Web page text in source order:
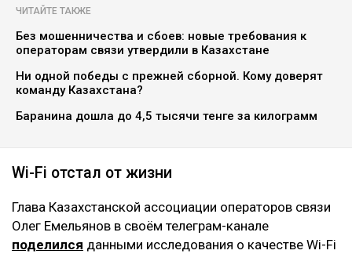
ЧИТАЙТЕ ТАКЖЕ
Без мошенничества и сбоев: новые требования к
операторам связи утвердили в Казахстане
Ни одной победы с прежней сборной. Кому доверят
команду Казахстана?
Баранина дошла до 4,5 тысячи тенге за килограмм
Wi-Fi отстал от жизни
Глава Казахстанской ассоциации операторов связи
Олег Емельянов в своём телеграм-канале
поделился данными исследования о качестве Wi-Fi